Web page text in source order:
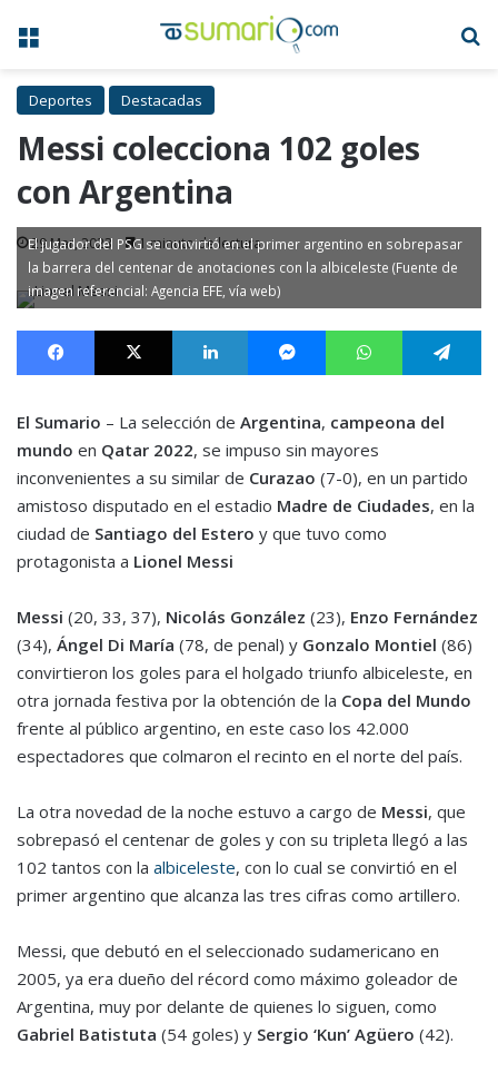
Menú
Deportes Destacadas
Messi colecciona 102 goles
con Argentina
29 Mar, 2023 1 minuto de lectura
El jugador del PSG se convirtió en el primer argentino en sobrepasar
la barrera del centenar de anotaciones con la albiceleste (Fuente de
imagen referencial: Agencia EFE, vía web)
Facebook X LinkedIn MessengerWhatsApp
El Sumario – La selección de Argentina, campeona del
mundo en Qatar 2022, se impuso sin mayores
inconvenientes a su similar de Curazao (7-0), en un partido
amistoso disputado en el estadio Madre de Ciudades, en la
ciudad de Santiago del Estero y que tuvo como
protagonista a Lionel Messi
Messi (20, 33, 37), Nicolás González (23), Enzo Fernández
(34), Ángel Di María (78, de penal) y Gonzalo Montiel (86)
convirtieron los goles para el holgado triunfo albiceleste, en
otra jornada festiva por la obtención de la Copa del Mundo
frente al público argentino, en este caso los 42.000
espectadores que colmaron el recinto en el norte del país.
La otra novedad de la noche estuvo a cargo de Messi, que
sobrepasó el centenar de goles y con su tripleta llegó a las
102 tantos con la albiceleste, con lo cual se convirtió en el
primer argentino que alcanza las tres cifras como artillero.
Messi, que debutó en el seleccionado sudamericano en
2005, ya era dueño del récord como máximo goleador de
Argentina, muy por delante de quienes lo siguen, como
Gabriel Batistuta (54 goles) y Sergio ‘Kun’ Agüero (42).